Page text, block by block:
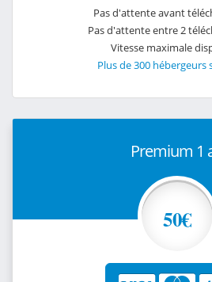
Pas d'attente avant
Pas d'attente entre 2
Vitesse maximale
Plus de 300 hébergeurs
Premium 1
50€